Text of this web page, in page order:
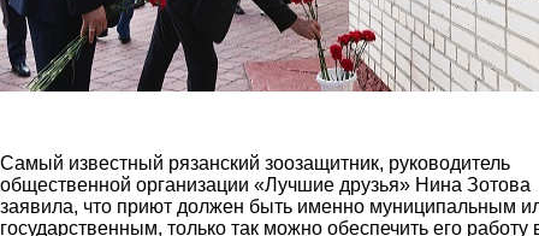
Самый известный рязанский зоозащитник, руководитель
общественной организации «Лучшие друзья» Нина Зотова
заявила, что приют должен быть именно муниципальным
государственным, только так можно обеспечить его работу